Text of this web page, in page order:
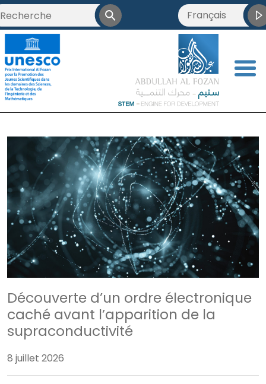
<
Français
Découverte d’un ordre électronique
caché avant l’apparition de la
supraconductivité
8 juillet 2026